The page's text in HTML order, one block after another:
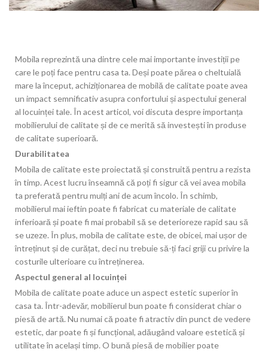
Mobila reprezintă una dintre cele mai importante investiții pe
care le poți face pentru casa ta. Deși poate părea o cheltuială
mare la început, achiziționarea de mobilă de calitate poate avea
un impact semnificativ asupra confortului și aspectului general
al locuinței tale. În acest articol, voi discuta despre importanța
mobilierului de calitate și de ce merită să investești în produse
de calitate superioară.
Durabilitatea
Mobila de calitate este proiectată și construită pentru a rezista
în timp. Acest lucru înseamnă că poți fi sigur că vei avea mobila
ta preferată pentru mulți ani de acum încolo. În schimb,
mobilierul mai ieftin poate fi fabricat cu materiale de calitate
inferioară și poate fi mai probabil să se deterioreze rapid sau să
se uzeze. În plus, mobila de calitate este, de obicei, mai ușor de
întreținut și de curățat, deci nu trebuie să-ți faci griji cu privire la
costurile ulterioare cu întreținerea.
Aspectul general al locuinței
Mobila de calitate poate aduce un aspect estetic superior în
casa ta. Într-adevăr, mobilierul bun poate fi considerat chiar o
piesă de artă. Nu numai că poate fi atractiv din punct de vedere
estetic, dar poate fi și funcțional, adăugând valoare estetică și
utilitate în același timp. O bună piesă de mobilier poate